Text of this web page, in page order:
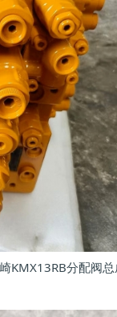
KMX13RB分配阀